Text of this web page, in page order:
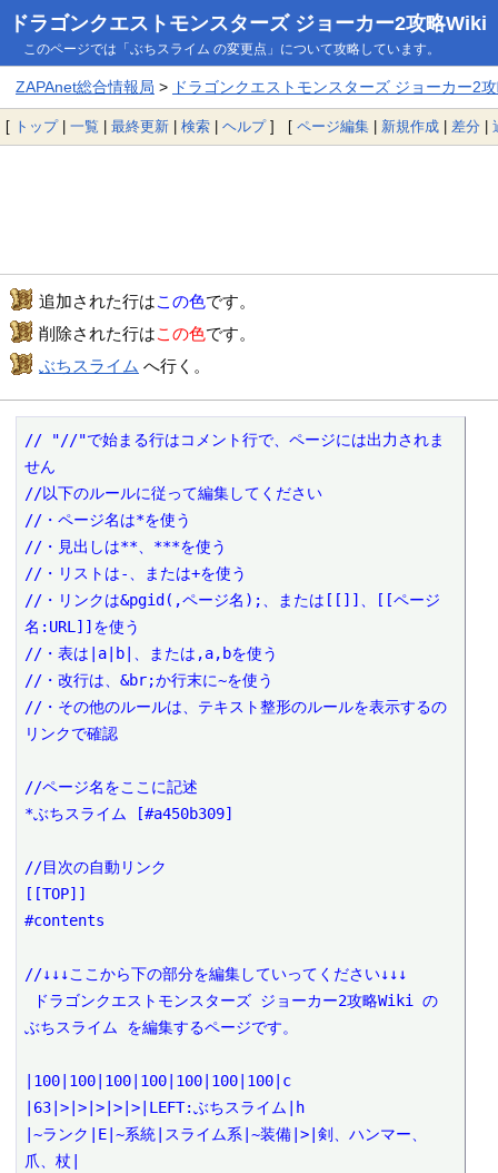
ドラゴンクエストモンスターズ ジョーカー2攻略Wiki
このページでは「ぶちスライム の変更点」について攻略しています。
ZAPAnet総合情報局 > ドラゴンクエストモンスターズ ジョーカー2
[ トップ| 一覧 | 最終更新 | 検索 | ヘルプ] [ ページ編集 | 新規作成 | 差分 |
追加された行はこの色です。
削除された行はこの色です。
ぶちスライム へ行く。
// "//"で始まる行はコメント行で、ページには出力されま
せん
//以下のルールに従って編集してください
//・ページ名は*を使う
//・見出しは**、***を使う
//・リストは-、または+を使う
//・リンクは&pgid(,ページ名);、または[[]]、[[ページ
名:URL]]を使う
//・表は|a|b|、または,a,bを使う
//・改行は、&br;か行末に~を使う
//・その他のルールは、テキスト整形のルールを表示するの
リンクで確認
//ページ名をここに記述
*ぶちスライム [#a450b309]
//目次の自動リンク
[[TOP]]
#contents
//↓↓↓ここから下の部分を編集していってください↓↓↓
ぶちスライム を編集するページです。
|100|100|100|100|100|100|100|c
|63|>|>|>|>|>|LEFT:ぶちスライム|h
|~ランク|E|~系統|スライム系|~装備|>|剣、ハンマー、
爪、杖|